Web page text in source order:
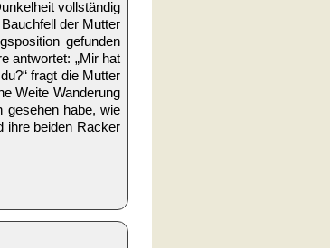
vollständig
der Mutter
gefunden
antwortet: „Mir hat
fragt die Mutter
Weite Wanderung
gesehen habe, wie
ihre beiden Racker